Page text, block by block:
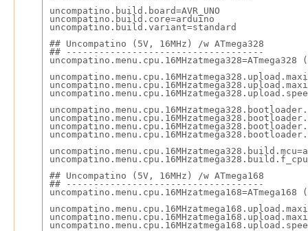
uncompatino.build.board=AVR_UNO
uncompatino.build.core=arduino
uncompatino.build.variant=standard
## Uncompatino (5V, 16MHz) /w ATmega328
## ------------------------------------
## Uncompatino (5V, 16MHz) /w ATmega168
## ------------------------------------